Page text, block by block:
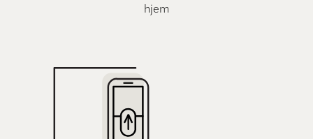
hjem